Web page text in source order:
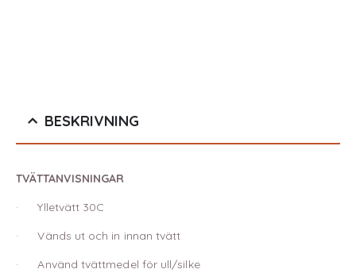
BESKRIVNING
TVÄTTANVISNINGAR
· Ylletvätt 30C
· Vänds ut och in innan tvätt
· Använd tvättmedel för ull/silke